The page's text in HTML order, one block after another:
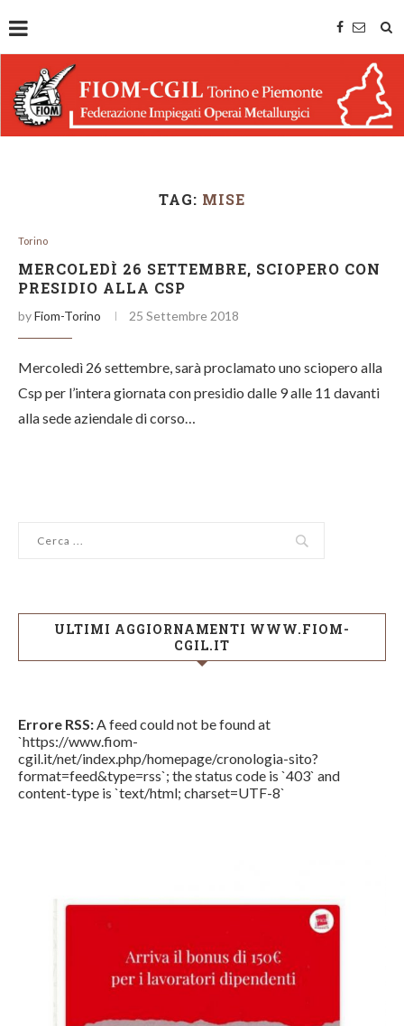
TAG: MISE
Torino
MERCOLEDÌ 26 SETTEMBRE, SCIOPERO CON
PRESIDIO ALLA CSP
byFiom-Torino 25 Settembre 2018
Mercoledì 26 settembre, sarà proclamato uno sciopero alla
Csp per l’intera giornata con presidio dalle 9 alle 11 davanti
alla sede aziendale di corso…
ULTIMI AGGIORNAMENTI WWW.FIOM-
CGIL.IT
Errore RSS: A feed could not be found at
`https://www.fiom-
cgil.it/net/index.php/homepage/cronologia-sito?
format=feed&type=rss`; the status code is `403` and
content-type is `text/html; charset=UTF-8`